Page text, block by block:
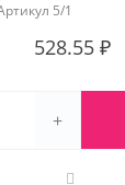
5/1
528.55 ₽
+